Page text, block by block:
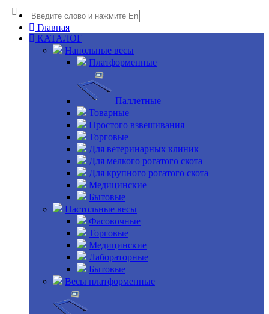
Главная
КАТАЛОГ
Напольные весы
Платформенные
Паллетные
Товарные
Простого взвешивания
Торговые
Для ветеринарных клиник
Для мелкого рогатого скота
Для крупного рогатого скота
Медицинские
Бытовые
Настольные весы
Фасовочные
Торговые
Медицинские
Лабораторные
Бытовые
Весы платформенные